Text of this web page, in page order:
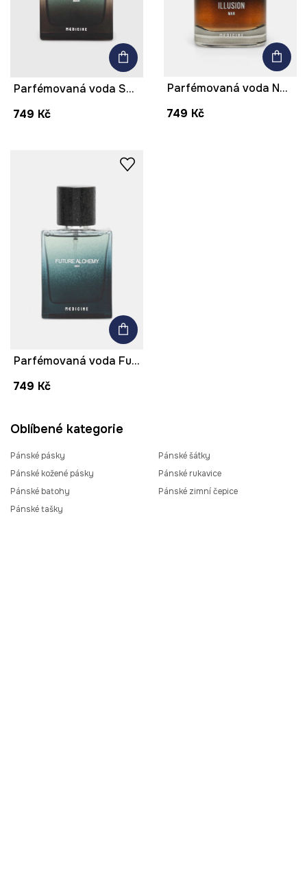
Parfémovaná voda Shadow Hunter 50 ml
749 Kč
Parfémovaná voda Nocturnal Illusion 50 ml
749 Kč
Parfémovaná voda Future Alchemy 50 ml více barev
749 Kč
Oblíbené kategorie
Pánské pásky
Pánské kožené pásky
Pánské batohy
Pánské tašky
Pánské šátky
Pánské rukavice
Pánské zimní čepice